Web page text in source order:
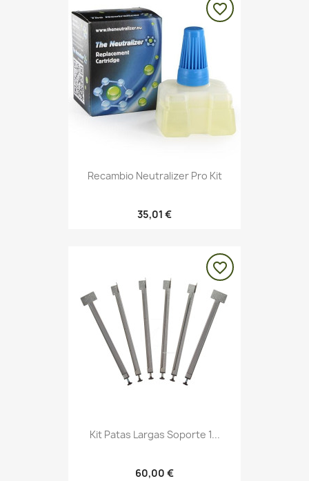
Recambio Neutralizer Pro Kit
35,01 €
favorite_border
Kit Patas Largas Soporte 1...
60,00 €
favorite_border